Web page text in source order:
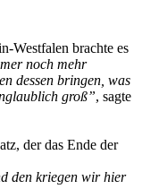
Westfalen brachte es
noch mehr
dessen bringen, was
groß”, sagte
der das Ende der
den kriegen wir hier